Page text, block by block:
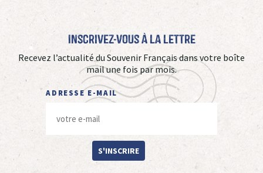
Inscrivez-vous à La Lettre
Recevez l’actualité du Souvenir Français dans votre boîte
mail une fois par mois.
ADRESSE E-MAIL
S'INSCRIRE